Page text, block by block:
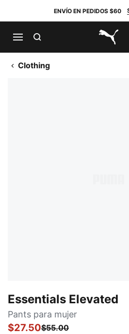
ENVÍO EN PEDIDOS $60
Clothing
Essentials Elevated
Pants para mujer
$27.50$55.00